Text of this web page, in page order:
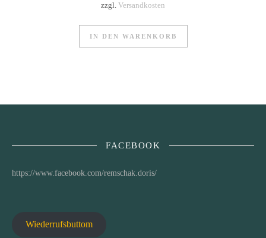
zzgl. Versandkosten
IN DEN WARENKORB
FACEBOOK
https://www.facebook.com/remschak.doris/
Wiederrufsbuttom